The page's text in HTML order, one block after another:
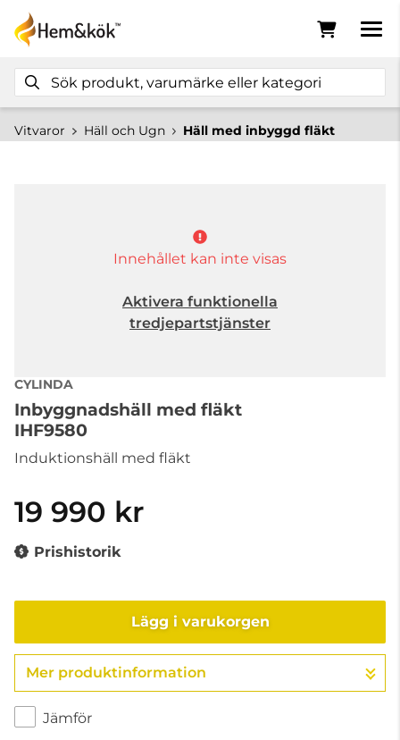
Vitvaror Häll och Ugn Häll med inbyggd fläkt
Innehållet kan inte visas
Aktivera funktionella
tredjepartstjänster
CYLINDA
Inbyggnadshäll med fläkt
IHF9580
Induktionshäll med fläkt
19 990 kr
Prishistorik
Lägg i varukorgen
Gå till kassan
Mer produktinformation
Jämför